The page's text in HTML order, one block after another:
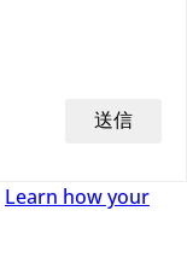
Learn how your